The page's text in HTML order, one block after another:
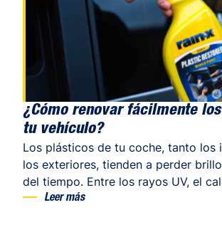
¿Cómo renovar fácilmente
tu vehículo?
Los plásticos de tu coche, tanto los
los exteriores, tienden a perder
del tiempo. Entre los rayos UV, el
contaminación o, simplemente, el
Leer más